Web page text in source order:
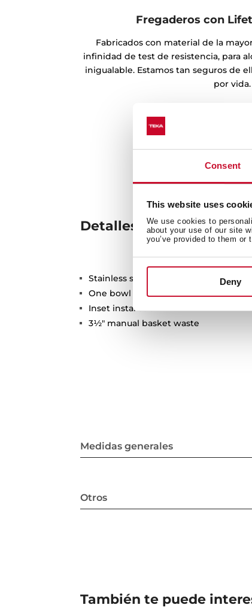
Consent
This website uses
We use cookies to
about your use of our site
you’ve provided to them or
Deny
Fregaderos con
Fabricados con material de la
infinidad de test de resistencia, para
inigualable. Estamos tan seguros de
por vida.
Detalles técnicos
Stainless steel sink
One bowl and one drainer
Inset installation
3½" manual basket waste
Medidas generales
Otros
También te puede